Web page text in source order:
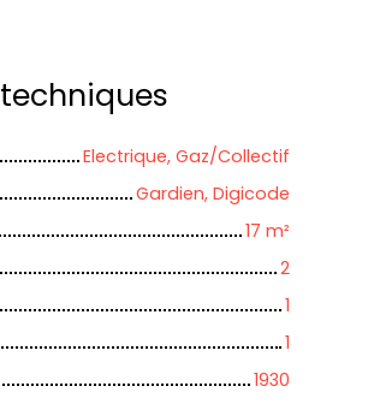
techniques
Electrique, Gaz/Collectif
Gardien, Digicode
17 m²
2
1
1
1930